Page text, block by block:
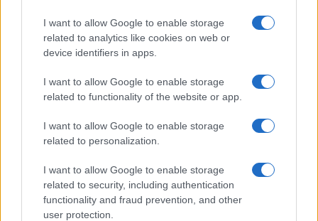
I want to allow Google to enable storage
related to analytics like cookies on web or
device identifiers in apps.
I want to allow Google to enable storage
related to functionality of the website or app.
I want to allow Google to enable storage
related to personalization.
I want to allow Google to enable storage
related to security, including authentication
functionality and fraud prevention, and other
user protection.